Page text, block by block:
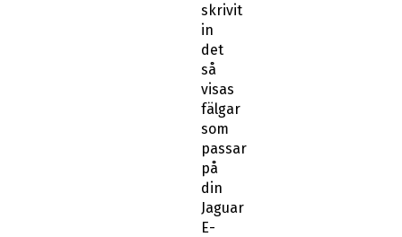
skrivit
in
det
så
visas
fälgar
som
passar
på
din
Jaguar
E-